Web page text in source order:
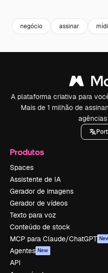
negócio assinar
A plataforma criativa para
Mais de 1 milhão de
Produtos
Spaces
Assistente de IA
Gerador de imagens
Gerador de vídeos
Texto para voz
Conteúdo de stock
MCP para Claude/ChatGPT
Agentes New
API